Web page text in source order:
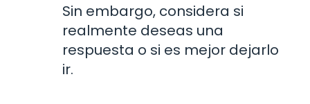
Sin embargo, considera si
realmente deseas una
respuesta o si es mejor dejarlo
ir.